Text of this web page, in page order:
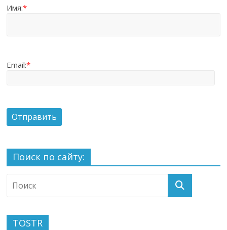
Имя:*
Email:*
Поиск по сайту:
TOSTR